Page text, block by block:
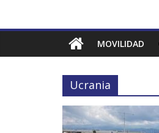
MOVILIDAD
Ucrania